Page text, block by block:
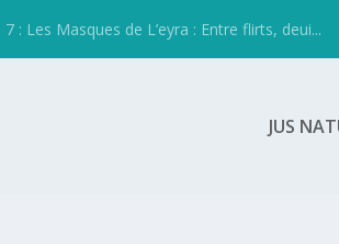
7 : Les Masques de L’eyra : Entre flirts, deui...
JUS